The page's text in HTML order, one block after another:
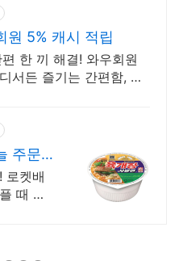
원 5% 캐시 적립
한 끼 해결! 와우회원
서든 즐기는 간편함, 오
주문
로켓배
때 든